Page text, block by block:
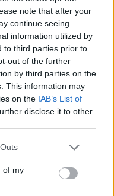
note that after your
continue seeing
information utilized by
to third parties prior to
out of the further
by third parties on the
This information may
on the IAB’s List of
disclose it to other
of my
Město podalo rozklad,
žádá studii EIA